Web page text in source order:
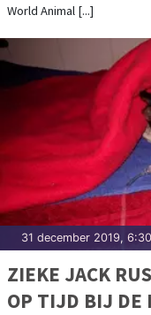
World Animal [...]
31 december 2019,
ZIEKE JACK
OP TIJD BIJ DE